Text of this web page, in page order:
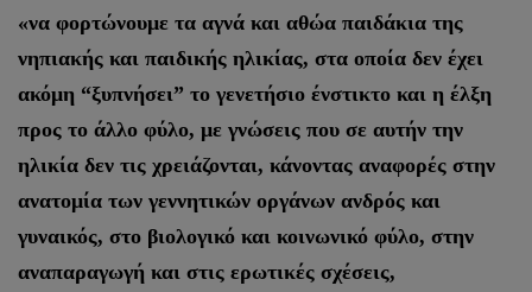
«να φορτώνουμε τα αγνά και αθώα παιδάκια της
νηπιακής και παιδικής ηλικίας, στα οποία δεν έχει
ακόμη “ξυπνήσει” το γενετήσιο ένστικτο και η έλξη
προς το άλλο φύλο, με γνώσεις που σε αυτήν την
ηλικία δεν τις χρειάζονται, κάνοντας αναφορές στην
ανατομία των γεννητικών οργάνων ανδρός και
γυναικός, στο βιολογικό και κοινωνικό φύλο, στην
αναπαραγωγή και στις ερωτικές σχέσεις,